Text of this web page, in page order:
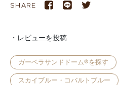
SHARE
レビューを投稿
ガーベラサンドドーム®を探す
スカイブルー・コバルトブルー